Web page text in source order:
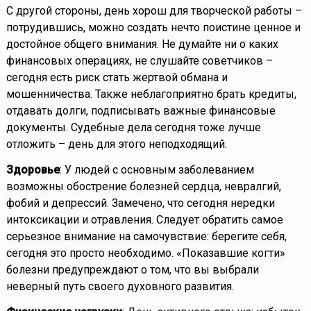
С другой стороны, день хорош для творческой работы –
потрудившись, можно создать нечто поистине ценное и
достойное общего внимания. Не думайте ни о каких
финансовых операциях, не слушайте советчиков –
сегодня есть риск стать жертвой обмана и
мошенничества. Также неблагоприятно брать кредиты,
отдавать долги, подписывать важные финансовые
документы. Судебные дела сегодня тоже лучше
отложить – день для этого неподходящий.
Здоровье: У людей с основным заболеванием
возможны обострение болезней сердца, невралгий,
фобий и депрессий. Замечено, что сегодня нередки
интоксикации и отравления. Следует обратить самое
серьезное внимание на самочувствие: берегите себя,
сегодня это просто необходимо. «Показавшие когти»
болезни предупреждают о том, что вы выбрали
неверный путь своего духовного развития.